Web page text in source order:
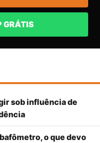
GRÁTIS
sob influência de
o que devo